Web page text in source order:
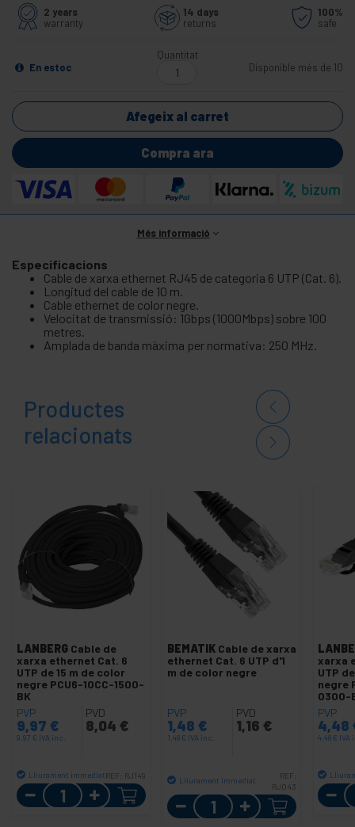
2 years
warranty
14 days
returns
100%
safe
En estoc
Quantitat
Disponible més de 10
Afegeix al carret
Compra ara
Més informació
Especificacions
Cable de xarxa ethernet RJ45 de categoria 6 UTP (Cat. 6).
Longitud del cable de 10 m.
Cable ethernet de color negre.
Velocitat de transmissió: 1Gbps (1000Mbps) sobre 100
metres.
Amplada de banda màxima per normativa: 250 MHz.
Productes
relacionats
LANBERG Cable de
xarxa ethernet Cat. 6
UTP de 15 m de color
negre PCU6-10CC-1500-
BK
PVP
9,97 €
9,97 € IVA inc.
PVD
8,04 €
Lliurament immediatREF: RJ149
Quantitat
BEMATIK Cable de xarxa
ethernet Cat. 6 UTP d'1
m de color negre
PVP
1,48 €
1,48 € IVA inc.
PVD
1,16 €
Lliurament immediat
REF:
RJ043
Quantitat
xarxa
UTP
negre
0300-
PVP
4,48
4,48 € IVA